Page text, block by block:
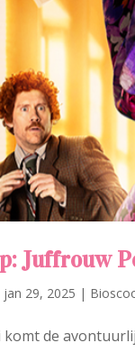
Juffrouw
jan 29, 2025 |
de